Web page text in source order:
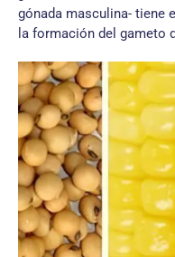
gónada masculina- tiene
la formación del gameto